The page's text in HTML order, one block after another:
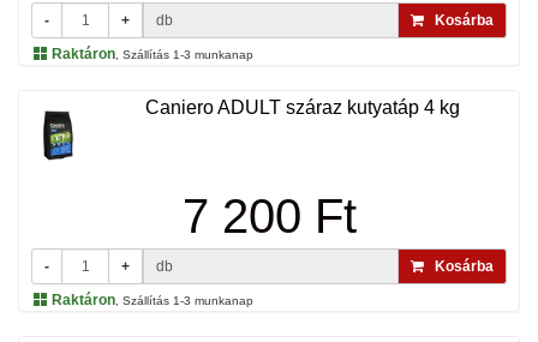
- + db
Kosárba
Raktáron , Szállítás 1-3 munkanap
Caniero ADULT száraz kutyatáp 4 kg
7 200 Ft
- + db
Kosárba
Raktáron , Szállítás 1-3 munkanap